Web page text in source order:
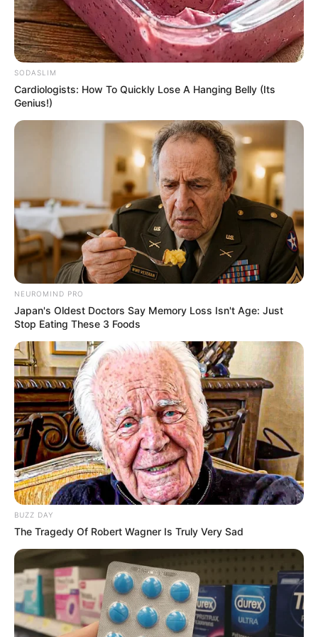
Yaksha: Ruthless Operations
SODASLIM
Cardiologists: How To Quickly Lose A Hanging Belly (Its
Genius!)
NEUROMIND PRO
Japan's Oldest Doctors Say Memory Loss Isn't Age: Just
Stop Eating These 3 Foods
BUZZ DAY
The Tragedy Of Robert Wagner Is Truly Very Sad